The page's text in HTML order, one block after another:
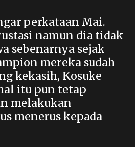
perkataan Mai.
namun dia tidak
sebenarnya sejak
mereka sudah
kekasih, Kosuke
itu pun tetap
melakukan
menerus kepada